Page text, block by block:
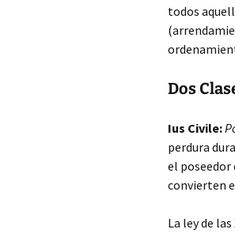
todos
Dos
Ius Civile:
perdura
el poseedor
convierten
La ley de